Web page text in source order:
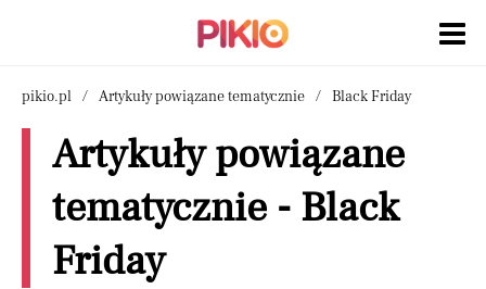
pikio.pl Artykuły powiązane tematycznie Black Friday
Artykuły powiązane
tematycznie - Black
Friday